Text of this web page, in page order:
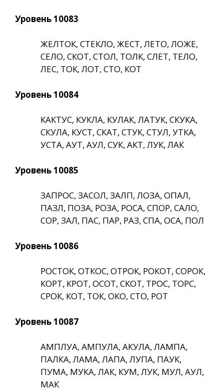
Уровень 10083
ЖЕЛТОК, СТЕКЛО, ЖЕСТ, ЛЕТО, ЛОЖЕ,
СЕЛО, СКОТ, СТОЛ, ТОЛК, СЛЕТ, ТЕЛО,
ЛЕС, ТОК, ЛОТ, СТО, КОТ
Уровень 10084
КАКТУС, КУКЛА, КУЛАК, ЛАТУК, СКУКА,
СКУЛА, КУСТ, СКАТ, СТУК, СТУЛ, УТКА,
УСТА, АУТ, АУЛ, СУК, АКТ, ЛУК, ЛАК
Уровень 10085
ЗАПРОС, ЗАСОЛ, ЗАЛП, ЛОЗА, ОПАЛ,
ПАЗЛ, ПОЗА, РОЗА, РОСА, СПОР, САЛО,
СОР, ЗАЛ, ПАС, ПАР, РАЗ, СПА, ОСА, ПОЛ
Уровень 10086
РОСТОК, ОТКОС, ОТРОК, РОКОТ, СОРОК,
КОРТ, КРОТ, ОСОТ, СКОТ, ТРОС, ТОРС,
СРОК, КОТ, ТОК, ОКО, СТО, РОТ
Уровень 10087
АМПЛУА, АМПУЛА, АКУЛА, ЛАМПА,
ПАЛКА, ЛАМА, ЛАПА, ЛУПА, ПАУК,
ПУМА, МУКА, ЛАК, КУМ, ЛУК, МУЛ, АУЛ,
МАК